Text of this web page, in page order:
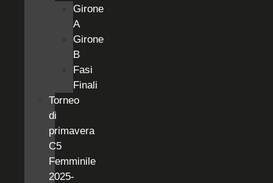
Girone
A
Girone
B
Fasi
Finali
Torneo
di
primavera
C5
Femminile
2025-